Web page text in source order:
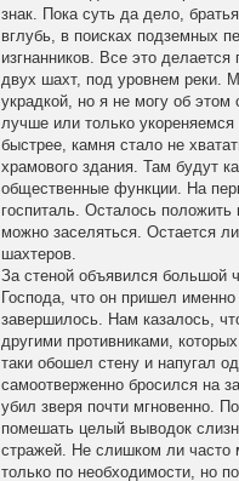
знак. Пока суть да дело,
вглубь, в поисках подземных
изгнанников. Все это
двух шахт, под уровнем реки.
украдкой, но я не могу об
лучше или только укореняемся
быстрее, камня стало не
храмового здания. Там будут
общественные функции. На
госпиталь. Осталось положить
можно заселяться. Остается
шахтеров.
За стеной объявился большой
Господа, что он пришел именно
завершилось. Нам казалось,
другими противниками,
таки обошел стену и напугал
самоотверженно бросился на
убил зверя почти мгновенно.
помешать целый выводок
стражей. Не слишком ли
только по необходимости, но